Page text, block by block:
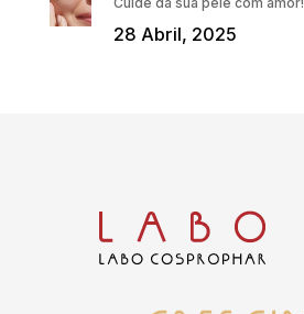
28 Abril, 2025